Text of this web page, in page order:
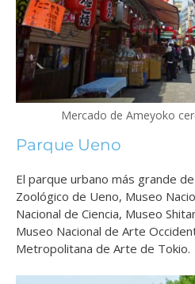
Mercado de Ameyoko
Parque Ueno
El parque urbano más grande
Zoológico de Ueno, Museo
Nacional de Ciencia, Museo
Museo Nacional de Arte
Metropolitana de Arte de Tokio.